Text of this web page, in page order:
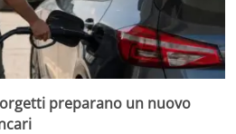
preparano un nuovo